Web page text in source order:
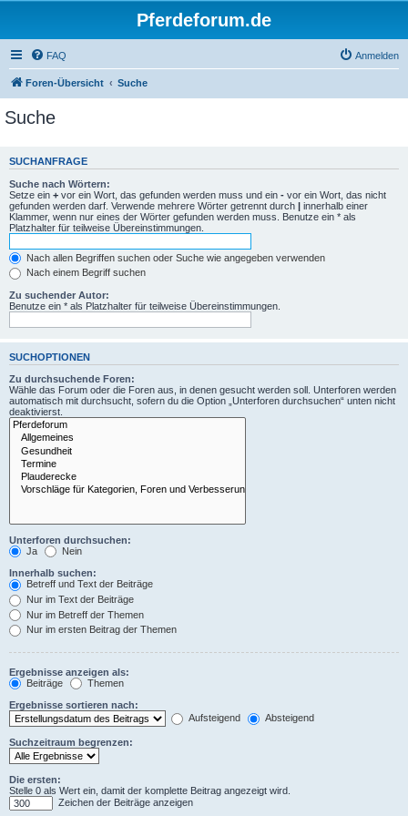
Pferdeforum.de
FAQ Anmelden
Foren-Übersicht Suche
Suche
SUCHANFRAGE
Suche nach Wörtern:
Setze ein + vor ein Wort, das gefunden werden muss und ein - vor ein Wort, das nicht
gefunden werden darf. Verwende mehrere Wörter getrennt durch | innerhalb einer
Klammer, wenn nur eines der Wörter gefunden werden muss. Benutze ein * als
Platzhalter für teilweise Übereinstimmungen.
Nach allen Begriffen suchen oder Suche wie angegeben verwenden
Nach einem Begriff suchen
Zu suchender Autor:
Benutze ein * als Platzhalter für teilweise Übereinstimmungen.
SUCHOPTIONEN
Zu durchsuchende Foren:
Wähle das Forum oder die Foren aus, in denen gesucht werden soll. Unterforen werden
automatisch mit durchsucht, sofern du die Option „Unterforen durchsuchen“ unten nicht
deaktivierst.
Unterforen durchsuchen:
Ja
Nein
Innerhalb suchen:
Betreff und Text der Beiträge
Nur im Text der Beiträge
Nur im Betreff der Themen
Nur im ersten Beitrag der Themen
Ergebnisse anzeigen als:
Beiträge
Themen
Ergebnisse sortieren nach:
Aufsteigend
Absteigend
Suchzeitraum begrenzen:
Die ersten:
Stelle 0 als Wert ein, damit der komplette Beitrag angezeigt wird.
Zeichen der Beiträge anzeigen